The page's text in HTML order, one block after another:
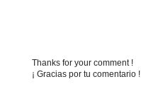
Thanks for your comment !
¡ Gracias por tu comentario !